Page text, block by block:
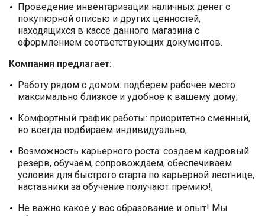
Проведение инвентаризации наличных денег с
покупюрной описью и других ценностей,
находящихся в кассе данного магазина с
оформлением соответствующих документов.
Компания предлагает:
Работу рядом с домом: подберем рабочее место
максимально близкое и удобное к вашему дому;
Комфортный график работы: приоритетно сменный,
но всегда подбираем индивидуально;
Возможность карьерного роста: создаем кадровый
резерв, обучаем, сопровождаем, обеспечиваем
условия для быстрого старта по карьерной лестнице,
наставники за обучение получают премию!;
Не важно какое у вас образование и опыт! Мы